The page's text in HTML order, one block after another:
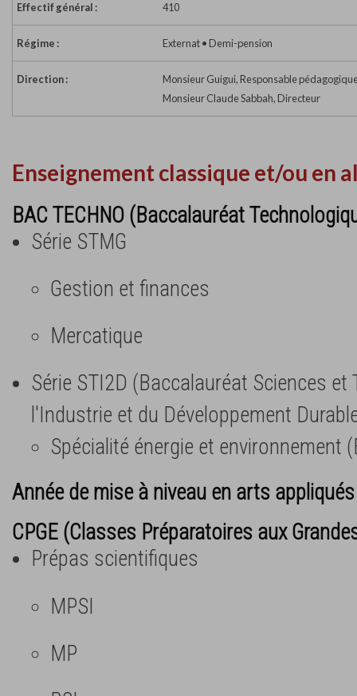
Effectif général : 410
Régime : Externat • Demi-pension
Direction :
Monsieur Guigui, Responsable
Monsieur Claude Sabbah, Directeur
Enseignement classique et/ou en
BAC TECHNO (Baccalauréat
Série STMG
Gestion et finances
Mercatique
Série STI2D (Baccalauréat Sciences et
l'Industrie et du Développement
Spécialité énergie et environnement
Année de mise à niveau en arts
CPGE (Classes Préparatoires aux
Prépas scientifiques
MPSI
MP